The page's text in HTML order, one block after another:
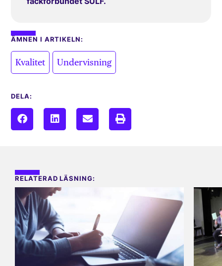
ÄMNEN I ARTIKELN:
Kvalitet Undervisning
DELA:
RELATERAD LÄSNING: